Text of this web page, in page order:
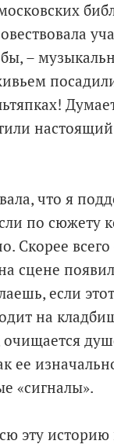
–
что я
по сюжету
Скорее
сцене
если
на
очищается
ее
«сигналы».
эту историю